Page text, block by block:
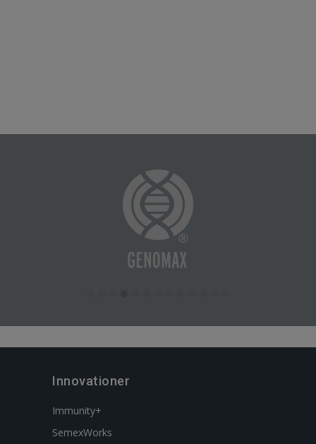
Innovationer
Immunity+
SemexWorks